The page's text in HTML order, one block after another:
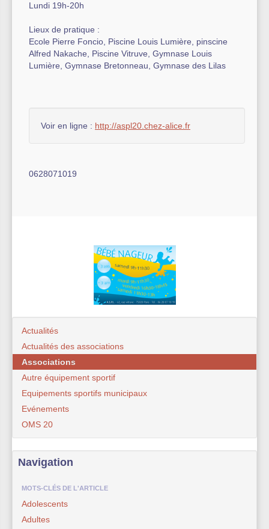
Lundi 19h-20h
Lieux de pratique :
Ecole Pierre Foncio, Piscine Louis Lumière, pinscine
Alfred Nakache, Piscine Vitruve, Gymnase Louis
Lumière, Gymnase Bretonneau, Gymnase des Lilas
Voir en ligne : http://aspl20.chez-alice.fr
0628071019
Actualités
Actualités des associations
Associations
Autre équipement sportif
Equipements sportifs municipaux
Evénements
OMS 20
Navigation
MOTS-CLÉS DE L'ARTICLE
Adolescents
Adultes